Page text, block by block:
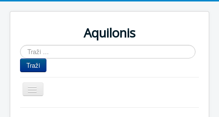
Aquilonis
Traži
...
Traži
Prikaz/Sakrivanje
navigacije